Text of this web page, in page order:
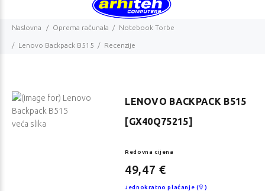
Naslovna Oprema računala Notebook Torbe
Lenovo Backpack B515 Recenzije
veća slika
LENOVO BACKPACK B515
[GX40Q75215]
Redovna cijena
49,47 €
Jednokratno plaćanje ( )